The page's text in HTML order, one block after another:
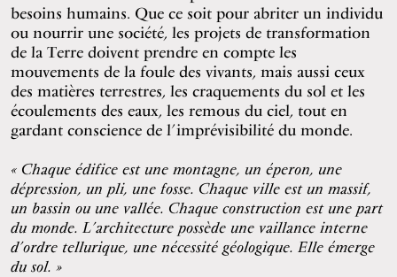
besoins humains. Que ce soit pour abriter un individu
ou nourrir une société, les projets de transformation
de la Terre doivent prendre en compte les
mouvements de la foule des vivants, mais aussi ceux
des matières terrestres, les craquements du sol et les
écoulements des eaux, les remous du ciel, tout en
gardant conscience de l’imprévisibilité du monde.
« Chaque édifice est une montagne, un éperon, une
dépression, un pli, une fosse. Chaque ville est un massif,
un bassin ou une vallée. Chaque construction est une part
du monde. L’architecture possède une vaillance interne
d’ordre tellurique, une nécessité géologique. Elle émerge
du sol. »